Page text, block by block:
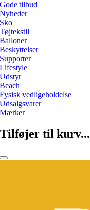
Gode tilbud
Nyheder
Sko
Tøjtekstil
Balloner
Beskyttelser
Supporter
Lifestyle
Udstyr
Beach
Fysisk vedligeholdelse
Udsalgsvarer
Mærker
Tilføjer til kurv...